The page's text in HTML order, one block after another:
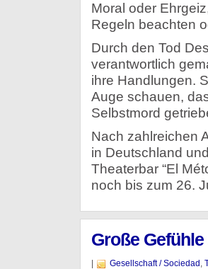
Moral oder
Regeln beachten
Durch den Tod
verantwortlich
ihre Handlungen.
Auge schauen,
Selbstmord
Nach zahlreichen
in Deutschland
Theaterbar “El
noch bis zum 26.
Große
Gesellschaft / Sociedad ,